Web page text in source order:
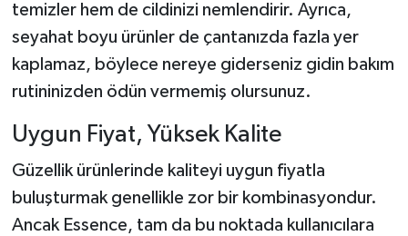
temizler hem de cildinizi nemlendirir. Ayrıca,
seyahat boyu ürünler de çantanızda fazla yer
kaplamaz, böylece nereye giderseniz gidin bakım
rutininizden ödün vermemiş olursunuz.
Uygun Fiyat, Yüksek Kalite
Güzellik ürünlerinde kaliteyi uygun fiyatla
buluşturmak genellikle zor bir kombinasyondur.
Ancak Essence, tam da bu noktada kullanıcılara